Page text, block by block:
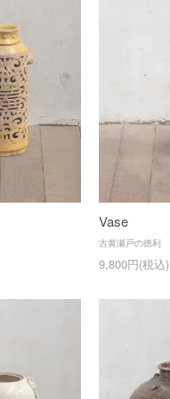
Vase
古黄瀬戸の徳利
9,800円(税込)